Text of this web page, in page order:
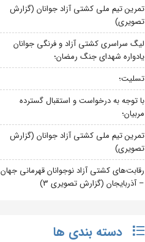
تمرین تیم ملی کشتی آزاد جوانان (گزارش
تصویری)
لیگ سراسری کشتی آزاد و فرنگی جوانان
یادواره شهدای جنگ رمضان؛
تسلیت؛
با توجه به درخواست و استقبال گسترده
مربیان؛
تمرین تیم ملی کشتی آزاد جوانان (گزارش
تصویری)
رقابت‌های کشتی آزاد نوجوانان قهرمانی جهان
– آذربایجان (گزارش تصویری 3)
دسته بندی ها